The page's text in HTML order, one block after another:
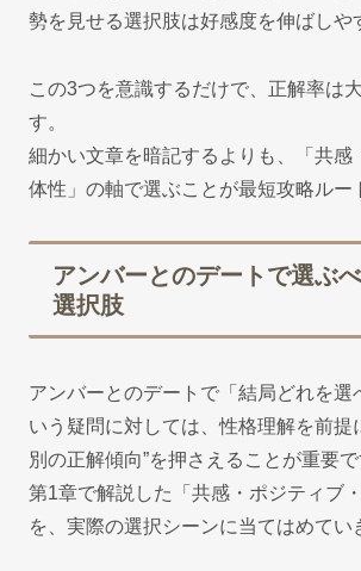
勢を見せる選択肢は好感度を伸ばしや
この3つを意識するだけで、正解率は
す。
細かい文章を暗記するよりも、「共感
体性」の軸で選ぶことが最短攻略ルー
アンバーとのデートで選ぶ
選択肢
アンバーとのデートで「結局どれを選
いう疑問に対しては、性格理解を前提
別の正解傾向”を押さえることが重要で
第1章で解説した「共感・ポジティブ
を、実際の選択シーンに当てはめてい